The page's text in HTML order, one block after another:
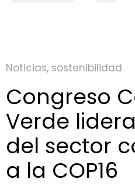
Noticias, sostenibilidad
Congreso
Verde
del sector
a la COP16